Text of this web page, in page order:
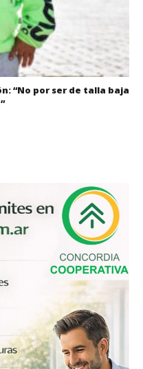
“No por ser de talla baja